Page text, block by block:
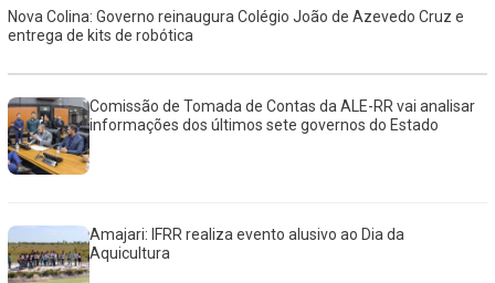
Nova Colina: Governo reinaugura Colégio João de Azevedo Cruz e
entrega de kits de robótica
Comissão de Tomada de Contas da ALE-RR vai analisar
informações dos últimos sete governos do Estado
Amajari: IFRR realiza evento alusivo ao Dia da
Aquicultura